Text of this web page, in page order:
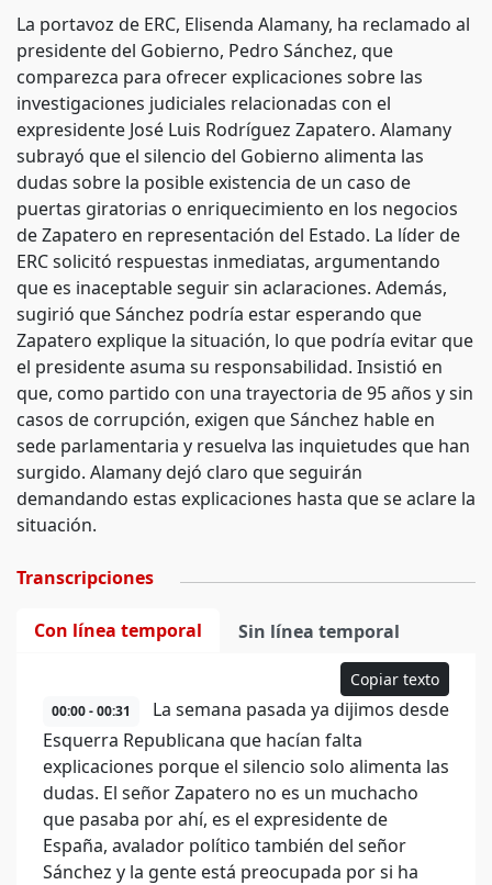
La portavoz de ERC, Elisenda Alamany, ha reclamado al
presidente del Gobierno, Pedro Sánchez, que
comparezca para ofrecer explicaciones sobre las
investigaciones judiciales relacionadas con el
expresidente José Luis Rodríguez Zapatero. Alamany
subrayó que el silencio del Gobierno alimenta las
dudas sobre la posible existencia de un caso de
puertas giratorias o enriquecimiento en los negocios
de Zapatero en representación del Estado. La líder de
ERC solicitó respuestas inmediatas, argumentando
que es inaceptable seguir sin aclaraciones. Además,
sugirió que Sánchez podría estar esperando que
Zapatero explique la situación, lo que podría evitar que
el presidente asuma su responsabilidad. Insistió en
que, como partido con una trayectoria de 95 años y sin
casos de corrupción, exigen que Sánchez hable en
sede parlamentaria y resuelva las inquietudes que han
surgido. Alamany dejó claro que seguirán
demandando estas explicaciones hasta que se aclare la
situación.
Transcripciones
Con línea temporal Sin línea temporal
Copiar texto
00:00 - 00:31
La semana pasada ya dijimos desde
Esquerra Republicana que hacían falta
explicaciones porque el silencio solo alimenta las
dudas. El señor Zapatero no es un muchacho
que pasaba por ahí, es el expresidente de
España, avalador político también del señor
Sánchez y la gente está preocupada por si ha